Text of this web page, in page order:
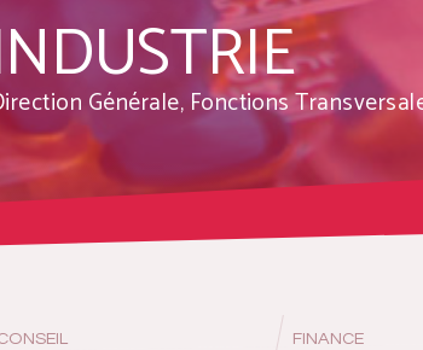
Générale, Fonctions
FINANCE